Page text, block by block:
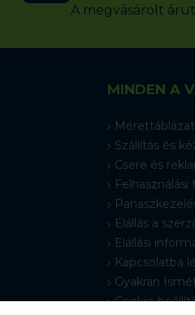
A megvásárolt
MINDEN A
Szállítás és
Csere és
Elállás a
Elállási
Kapcsolatba
Gyakran
Cookie-